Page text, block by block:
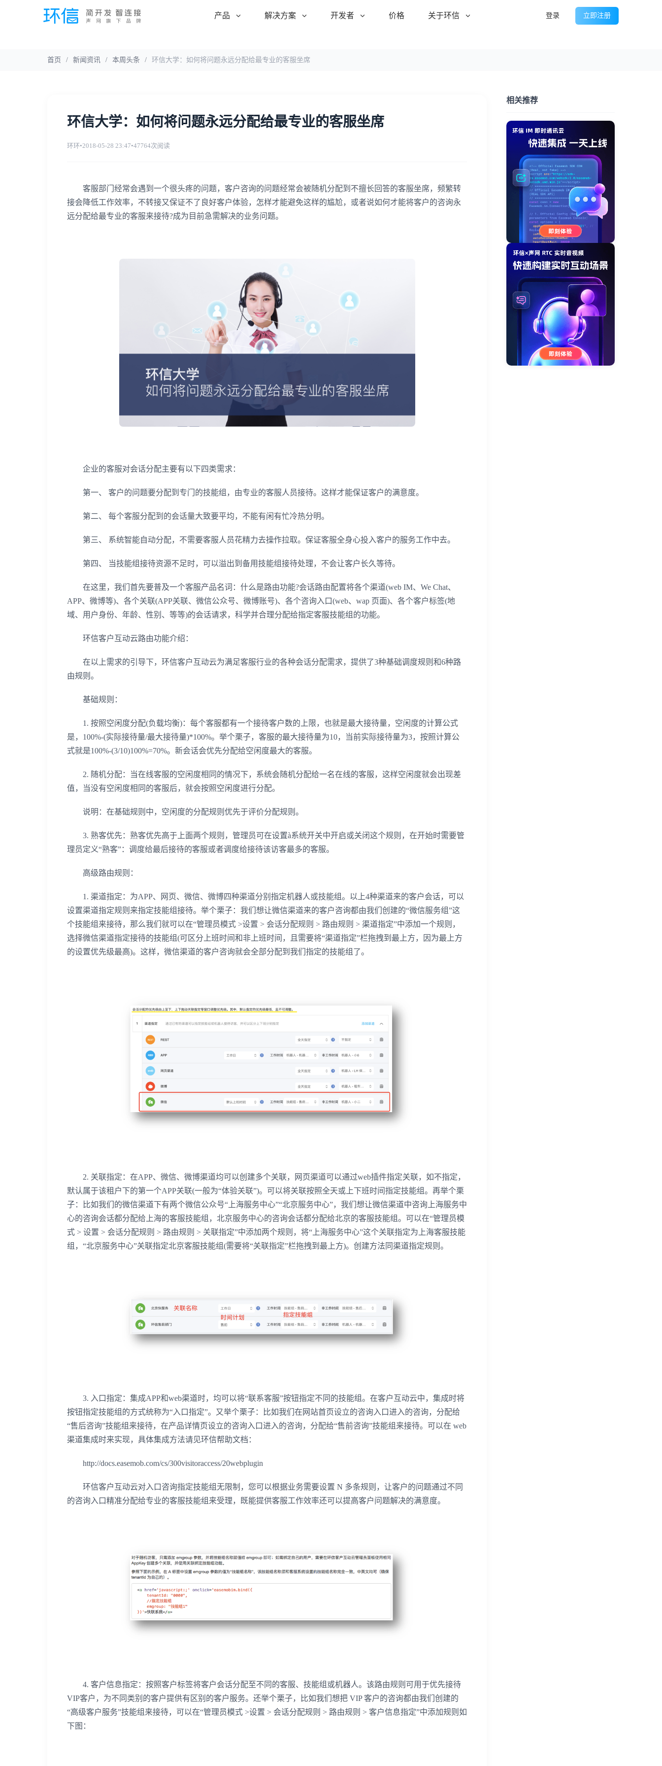
产品 解决方案 开发者 价格 关于环信 登录 立即注册
首页 / 新闻资讯 / 本周头条 / 环信大学：如何将问题永远分配给最专业的客服坐席
环信大学：如何将问题永远分配给最专业的客服坐席
环环•2018-05-28 23:47•47764次阅读
客服部门经常会遇到一个很头疼的问题，客户咨询的问题经常会被随机分配到不擅长回答的客服坐席，频繁转
接会降低工作效率，不转接又保证不了良好客户体验，怎样才能避免这样的尴尬，或者说如何才能将客户的咨询永
远分配给最专业的客服来接待?成为目前急需解决的业务问题。
企业的客服对会话分配主要有以下四类需求：
第一、 客户的问题要分配到专门的技能组，由专业的客服人员接待。这样才能保证客户的满意度。
第二、 每个客服分配到的会话量大致要平均，不能有闲有忙冷热分明。
第三、 系统智能自动分配，不需要客服人员花精力去操作拉取。保证客服全身心投入客户的服务工作中去。
第四、 当技能组接待资源不足时，可以溢出到备用技能组接待处理，不会让客户长久等待。
在这里，我们首先要普及一个客服产品名词：什么是路由功能?会话路由配置将各个渠道(web IM、We Chat、
APP、微博等)、各个关联(APP关联、微信公众号、微博账号)、各个咨询入口(web、wap 页面)、各个客户标签(地
域、用户身份、年龄、性别、等等)的会话请求，科学并合理分配给指定客服技能组的功能。
环信客户互动云路由功能介绍：
在以上需求的引导下，环信客户互动云为满足客服行业的各种会话分配需求，提供了3种基础调度规则和6种路
由规则。
基础规则：
1. 按照空闲度分配(负载均衡)：每个客服都有一个接待客户数的上限，也就是最大接待量，空闲度的计算公式
是，100%-(实际接待量/最大接待量)*100%。举个栗子，客服的最大接待量为10，当前实际接待量为3，按照计算公
式就是100%-(3/10)100%=70%。新会话会优先分配给空闲度最大的客服。
2. 随机分配：当在线客服的空闲度相同的情况下，系统会随机分配给一名在线的客服，这样空闲度就会出现差
值，当没有空闲度相同的客服后，就会按照空闲度进行分配。
说明：在基础规则中，空闲度的分配规则优先于评价分配规则。
3. 熟客优先：熟客优先高于上面两个规则，管理员可在设置à系统开关中开启或关闭这个规则，在开始时需要管
理员定义“熟客”：调度给最后接待的客服或者调度给接待该访客最多的客服。
高级路由规则：
1. 渠道指定：为APP、网页、微信、微博四种渠道分别指定机器人或技能组。以上4种渠道来的客户会话，可以
设置渠道指定规则来指定技能组接待。举个栗子：我们想让微信渠道来的客户咨询都由我们创建的“微信服务组”这
个技能组来接待，那么我们就可以在“管理员模式 >设置 > 会话分配规则 > 路由规则 > 渠道指定”中添加一个规则，
选择微信渠道指定接待的技能组(可区分上班时间和非上班时间，且需要将“渠道指定”栏拖拽到最上方，因为最上方
的设置优先级最高)。这样，微信渠道的客户咨询就会全部分配到我们指定的技能组了。
2. 关联指定：在APP、微信、微博渠道均可以创建多个关联，网页渠道可以通过web插件指定关联，如不指定，
默认属于该租户下的第一个APP关联(一般为“体验关联”)。可以将关联按照全天或上下班时间指定技能组。再举个栗
子：比如我们的微信渠道下有两个微信公众号“上海服务中心”“北京服务中心”，我们想让微信渠道中咨询上海服务中
心的咨询会话都分配给上海的客服技能组，北京服务中心的咨询会话都分配给北京的客服技能组。可以在“管理员模
式 > 设置 > 会话分配规则 > 路由规则 > 关联指定”中添加两个规则，将“上海服务中心”这个关联指定为上海客服技能
组，“北京服务中心”关联指定北京客服技能组(需要将“关联指定”栏拖拽到最上方)。创建方法同渠道指定规则。
3. 入口指定：集成APP和web渠道时，均可以将“联系客服”按钮指定不同的技能组。在客户互动云中，集成时将
按钮指定技能组的方式统称为“入口指定”。又举个栗子：比如我们在网站首页设立的咨询入口进入的咨询，分配给
“售后咨询”技能组来接待，在产品详情页设立的咨询入口进入的咨询，分配给“售前咨询”技能组来接待。可以在 web
渠道集成时来实现，具体集成方法请见环信帮助文档：
http://docs.easemob.com/cs/300visitoraccess/20webplugin
环信客户互动云对入口咨询指定技能组无限制，您可以根据业务需要设置 N 多条规则，让客户的问题通过不同
的咨询入口精准分配给专业的客服技能组来受理，既能提供客服工作效率还可以提高客户问题解决的满意度。
4. 客户信息指定：按照客户标签将客户会话分配至不同的客服、技能组或机器人。该路由规则可用于优先接待
VIP客户，为不同类别的客户提供有区别的客户服务。还举个栗子，比如我们想把 VIP 客户的咨询都由我们创建的
“高级客户服务”技能组来接待，可以在“管理员模式 >设置 > 会话分配规则 > 路由规则 > 客户信息指定”中添加规则如
下图：
相关推荐
我已阅读并同意通讯云服务条款和 通讯云隐私政策
提交
不了，谢谢